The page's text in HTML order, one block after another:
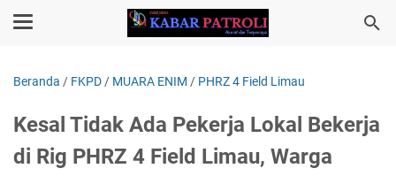
Beranda / FKPD / MUARA ENIM / PHRZ 4 Field Limau
Kesal Tidak Ada Pekerja Lokal Bekerja
di Rig PHRZ 4 Field Limau, Warga